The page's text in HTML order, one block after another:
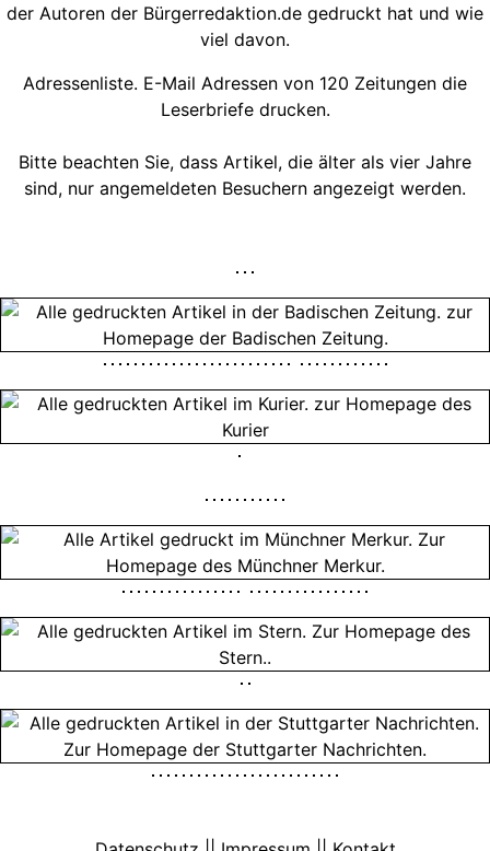
der Autoren der Bürgerredaktion.de gedruckt hat und wie
viel davon.
Adressenliste. E-Mail Adressen von 120 Zeitungen die
Leserbriefe drucken.
Bitte beachten Sie, dass Artikel, die älter als vier Jahre
sind, nur angemeldeten Besuchern angezeigt werden.